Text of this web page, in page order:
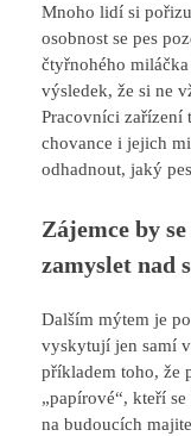
Mnoho lidí si
osobnost se pes
čtyřnohého
výsledek, že si ne
Pracovníci zařízení
chovance i jejich
odhadnout, jaký
Zájemce by
zamyslet nad
Dalším mýtem je
vyskytují jen samí
příkladem toho, že
„papírové“, kteří
na budoucích